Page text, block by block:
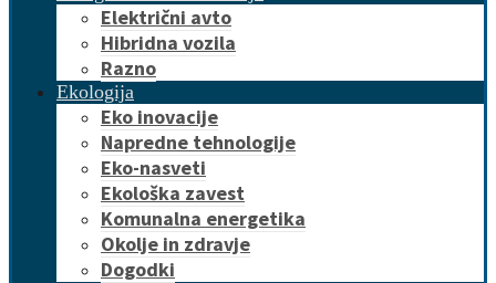
Električni avto
Hibridna vozila
Razno
Ekologija
Eko inovacije
Napredne tehnologije
Eko-nasveti
Ekološka zavest
Komunalna energetika
Okolje in zdravje
Dogodki